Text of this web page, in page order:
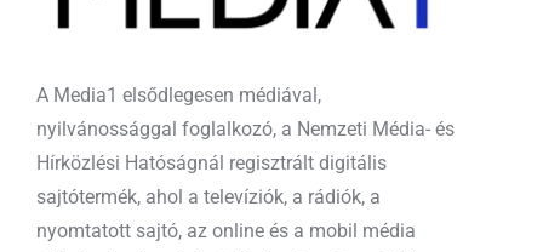
A Media1 elsődlegesen médiával,
nyilvánossággal foglalkozó, a Nemzeti Média- és
Hírközlési Hatóságnál regisztrált digitális
sajtótermék, ahol a televíziók, a rádiók, a
nyomtatott sajtó, az online és a mobil média